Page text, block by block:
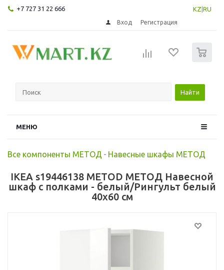
+7 727 31 22 666 KZ RU
Вход Регистрация
Найти
МЕНЮ
Все компоненты МЕТОД - Навесные шкафы МЕТОД
IKEA s19446138 METOD МЕТОД Навесной
шкаф с полками - белый/Рингульт белый
40x60 см